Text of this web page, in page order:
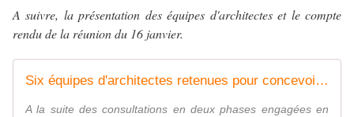
A suivre, la présentation des équipes d'architectes et le compte
rendu de la réunion du 16 janvier.
Six équipes d'architectes retenues pour concevoir collectivement la nouvelle façade urbaine le long du parc | Paris & Métropole Aménagement
A la suite des consultations en deux phases engagées en